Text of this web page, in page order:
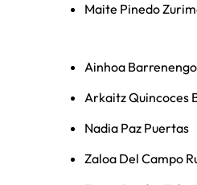
Maite Pinedo
Ainhoa
Arkaitz Quincoces
Nadia Paz Puertas
Zaloa Del Campo